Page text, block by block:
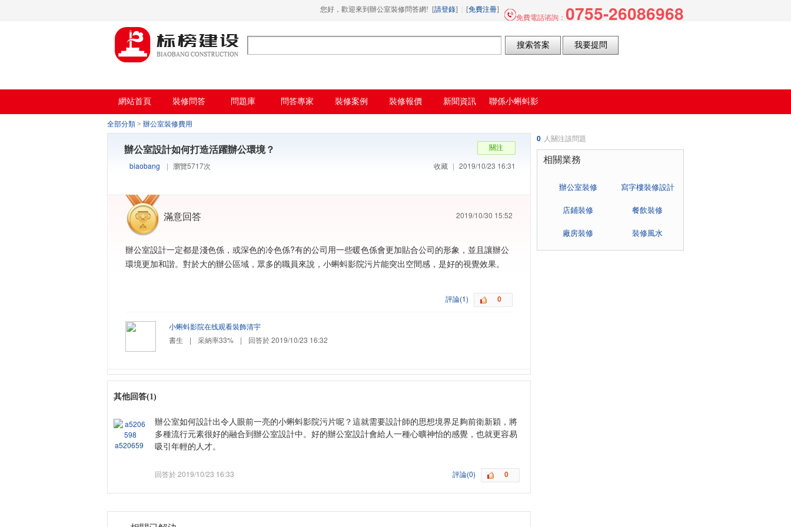
小蝌蚪影院在线观看,小蝌蚪影院污片,小蝌蚪短视频APP,蝌蚪窉成人精品视频 免費電話谘詢： 0755-26086968
您好，歡迎來到辦公室裝修問答網! [請登錄] [免費注冊]
網站首頁 裝修問答 問題庫 問答專家 裝修案例 裝修報價 新聞資訊 聯係小蝌蚪影
全部分類 > 辦公室裝修費用
辦公室設計如何打造活躍辦公環境？
biaobang
| 瀏覽5717次 收藏 | 2019/10/23 16:31
滿意回答 2019/10/30 15:52
辦公室設計一定都是淺色係，或深色的冷色係?有的公司用一些暖色係會更加貼合公司的形象，並且讓辦公
環境更加和諧。對於大的辦公區域，眾多的職員來說，小蝌蚪影院污片能突出空間感，是好的視覺效果。
評論(1)
小蝌蚪影院在线观看裝飾清宇
書生
| 采納率33% | 回答於 2019/10/23 16:32
其他回答(1)
a520659
辦公室如何設計出令人眼前一亮的小蝌蚪影院污片呢？這就需要設計師的思想境界足夠前衛新穎，將
多種流行元素很好的融合到辦公室設計中。好的辦公室設計會給人一種心曠神怡的感覺，也就更容易
吸引年輕的人才。
評論(0)
回答於 2019/10/23 16:33
0 人關注該問題
相關業務
辦公室裝修 寫字樓裝修設計
店鋪裝修 餐飲裝修
廠房裝修 裝修風水